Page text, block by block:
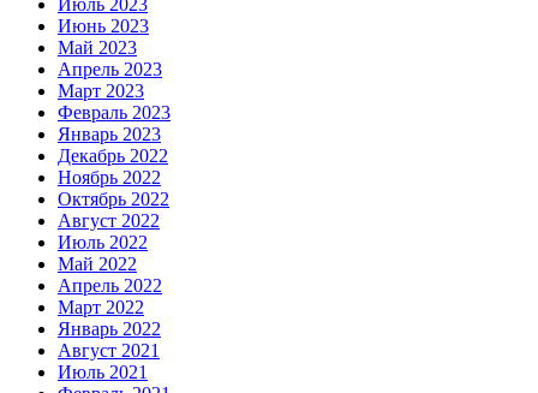
Июнь 2023
Май 2023
Апрель 2023
Март 2023
Февраль 2023
Январь 2023
Декабрь 2022
Ноябрь 2022
Октябрь 2022
Август 2022
Июль 2022
Май 2022
Апрель 2022
Март 2022
Январь 2022
Август 2021
Июль 2021